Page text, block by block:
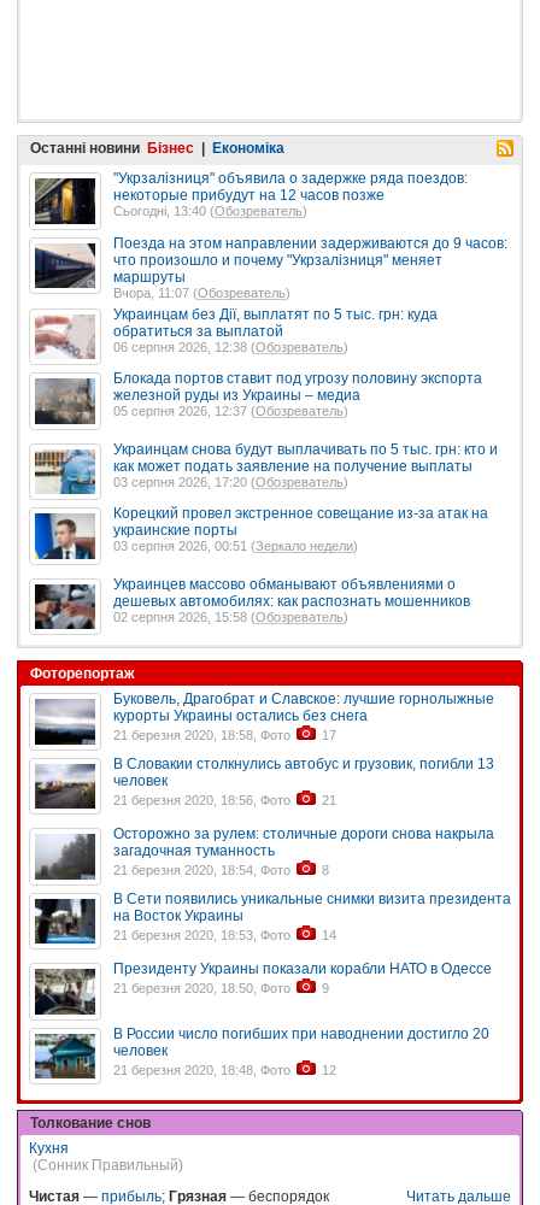
Останні новини Бізнес
Економіка
"Укрзалізниця" объявила о задержке ряда поездов:
некоторые прибудут на 12 часов позже
Сьогодні, 13:40 (Обозреватель)
Поезда на этом направлении задерживаются до 9 часов:
что произошло и почему "Укрзалізниця" меняет
маршруты
Вчора, 11:07 (Обозреватель)
Украинцам без Дії, выплатят по 5 тыс. грн: куда
обратиться за выплатой
06 серпня 2026, 12:38 (Обозреватель)
Блокада портов ставит под угрозу половину экспорта
железной руды из Украины – медиа
05 серпня 2026, 12:37 (Обозреватель)
Украинцам снова будут выплачивать по 5 тыс. грн: кто и
как может подать заявление на получение выплаты
03 серпня 2026, 17:20 (Обозреватель)
Корецкий провел экстренное совещание из-за атак на
украинские порты
03 серпня 2026, 00:51 (Зеркало недели)
Украинцев массово обманывают объявлениями о
дешевых автомобилях: как распознать мошенников
02 серпня 2026, 15:58 (Обозреватель)
Фоторепортаж
Буковель, Драгобрат и Славское: лучшие горнолыжные
курорты Украины остались без снега
21 березня 2020, 18:58, Фото 17
В Словакии столкнулись автобус и грузовик, погибли 13
человек
21 березня 2020, 18:56, Фото 21
Осторожно за рулем: столичные дороги снова накрыла
загадочная туманность
21 березня 2020, 18:54, Фото 8
В Сети появились уникальные снимки визита президента
на Восток Украины
21 березня 2020, 18:53, Фото 14
Президенту Украины показали корабли НАТО в Одессе
21 березня 2020, 18:50, Фото 9
В России число погибших при наводнении достигло 20
человек
21 березня 2020, 18:48, Фото 12
Толкование снов
Кухня
(Сонник Правильный)
Чистая — прибыль; Грязная — беспорядок Читать дальше